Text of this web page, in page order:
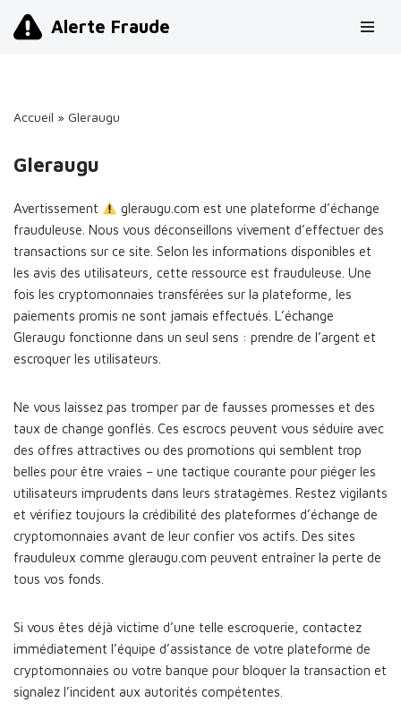
Alerte Fraude
Accueil » Gleraugu
Gleraugu
Avertissement
gleraugu.com est une plateforme d’échange
frauduleuse. Nous vous déconseillons vivement d’effectuer des
transactions sur ce site. Selon les informations disponibles et
les avis des utilisateurs, cette ressource est frauduleuse. Une
fois les cryptomonnaies transférées sur la plateforme, les
paiements promis ne sont jamais effectués. L’échange
Gleraugu fonctionne dans un seul sens : prendre de l’argent et
escroquer les utilisateurs.
Ne vous laissez pas tromper par de fausses promesses et des
taux de change gonflés. Ces escrocs peuvent vous séduire avec
des offres attractives ou des promotions qui semblent trop
belles pour être vraies – une tactique courante pour piéger les
utilisateurs imprudents dans leurs stratagèmes. Restez vigilants
et vérifiez toujours la crédibilité des plateformes d’échange de
cryptomonnaies avant de leur confier vos actifs. Des sites
frauduleux comme gleraugu.com peuvent entraîner la perte de
tous vos fonds.
Si vous êtes déjà victime d’une telle escroquerie, contactez
immédiatement l’équipe d’assistance de votre plateforme de
cryptomonnaies ou votre banque pour bloquer la transaction et
signalez l’incident aux autorités compétentes.